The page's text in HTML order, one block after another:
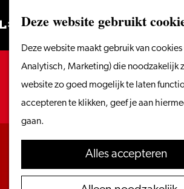
Deze website gebruikt
Deze website maakt gebruik van
Analytisch, Marketing) die noodzakelijk
website zo goed mogelijk te laten
accepteren te klikken, geef je aan
gaan.
Alles accepteren
Ga
naar
homepage
Menu
Sorry, deze activiteit is niet
Bekijk hetactuele aanbodvoor
opties.